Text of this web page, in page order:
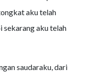
aku telah
sekarang aku telah
saudaraku, dari